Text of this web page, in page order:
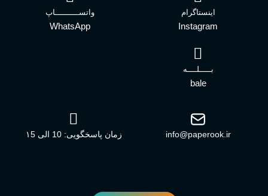
اینستاگرام
Instagram
واتســــــــــاپ
WhatsApp
بـــــلــــه
bale
info@paperook.ir زمان پاسخگویی: 10 الی ۱5